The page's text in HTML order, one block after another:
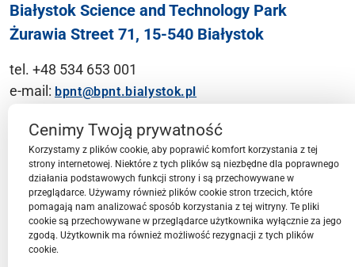
Białystok Science and Technology Park
Żurawia Street 71, 15-540 Białystok
tel. +48 534 653 001
e-mail: bpnt@bpnt.bialystok.pl
Contact
BPN-T Area
BPN-T Offer
Cenimy Twoją prywatność
Korzystamy z plików cookie, aby poprawić komfort korzystania z tej
strony internetowej. Niektóre z tych plików są niezbędne dla poprawnego
działania podstawowych funkcji strony i są przechowywane w
przeglądarce. Używamy również plików cookie stron trzecich, które
pomagają nam analizować sposób korzystania z tej witryny. Te pliki
cookie są przechowywane w przeglądarce użytkownika wyłącznie za jego
zgodą. Użytkownik ma również możliwość rezygnacji z tych plików
cookie.